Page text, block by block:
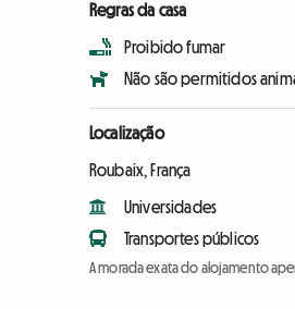
Regras da casa
Proibido fumar
Não são permitidos
Localização
Roubaix, França
Universidades
Transportes públicos
A morada exata do alojamento